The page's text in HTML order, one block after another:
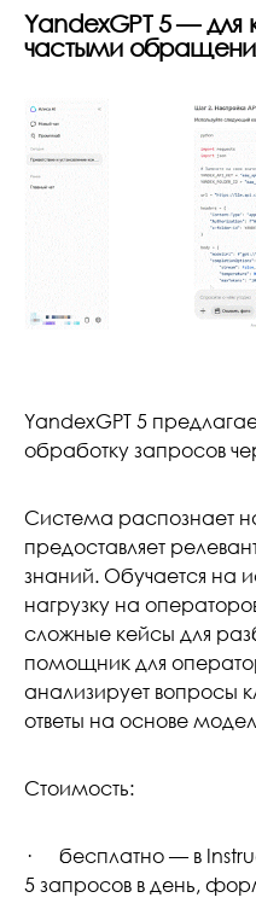
YandexGPT 5 —
частыми
YandexGPT 5
обработку запросов
Система распознает
предоставляет
знаний. Обучается на
нагрузку на
сложные кейсы для
помощник для
анализирует вопросы
ответы на основе
Стоимость:
· бесплатно — в
5 запросов в день,